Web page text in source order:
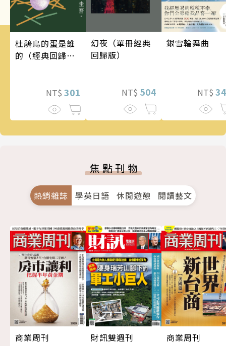
杜鵑鳥的蛋是誰
的（經典回歸
NT$ 301
幻夜（單冊經典
回歸版）
NT$ 504
銀雪輪舞曲
NT$
焦點刊物
熱銷雜誌 學英日語 休閒遊憩 閱讀藝文
商業周刊
財訊雙週刊
商業周刊